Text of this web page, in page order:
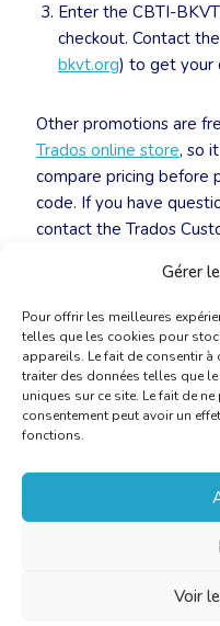
Gérer
Pour offrir les meilleures
telles que les cookies pour
appareils. Le fait de consentir
traiter des données telles que
uniques sur ce site. Le fait de
consentement peut avoir un
fonctions.
Voir
Enter the CBTI-
checkout. Contact
bkvt.org) to get your
Other promotions are
Trados online store, so
compare pricing before
code. If you have
contact the Trados